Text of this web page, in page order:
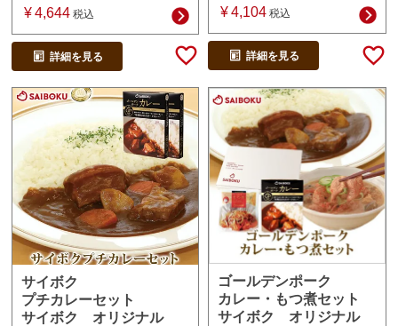
¥ 4,644 税込
詳細を見る
¥4,104 税込
詳細を見る
サイボク
プチカレーセット
サイボク オリジナル
ゴールデンポーク
カレー・もつ煮セット
サイボク オリジナル